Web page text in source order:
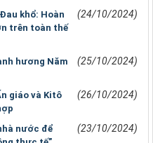
khổ: Hoàn
trên toàn thế
(24/10/2024)
hương Năm
(25/10/2024)
giáo và Kitô
(26/10/2024)
nước để
(23/10/2024)